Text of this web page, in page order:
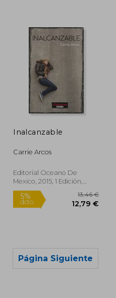
5%
dcto.
Inalcanzable
Carrie Arcos
Editorial Oceano De
Mexico, 2015, 1 Edición,
Tapa Blanda,
Página Siguiente